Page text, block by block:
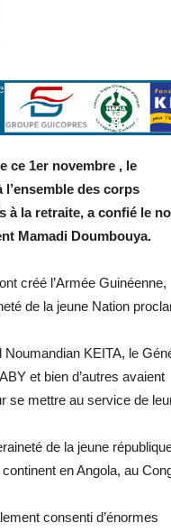
ce 1er novembre , le
des corps
à la retraite, a confié le
Mamadi Doumbouya.
créé l’Armée Guinéenne,
de la jeune Nation
KEITA, le
et bien d’autres avaient
se mettre au service de
de la jeune
en Angola, au
consenti d’énormes